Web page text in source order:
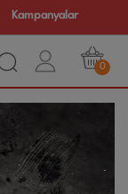
Kampanyalar
0